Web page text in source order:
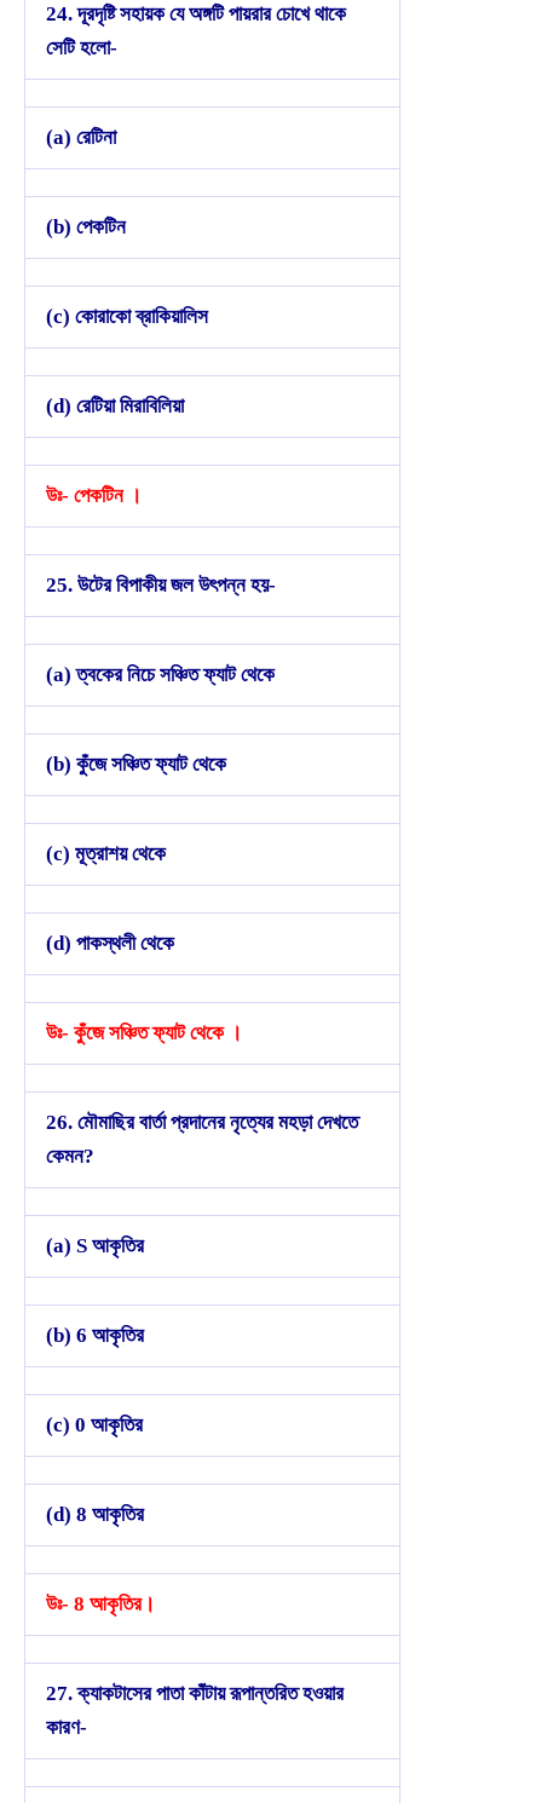
24. দূরদৃষ্টি সহায়ক যে অঙ্গটি পায়রার চোখে থাকে
সেটি হলো-
(a) রেটিনা
(b) পেকটিন
(c) কোরাকো ব্রাকিয়ালিস
(d) রেটিয়া মিরাবিলিয়া
উঃ- পেকটিন ।
25. উটের বিপাকীয় জল উৎপন্ন হয়-
(a) ত্বকের নিচে সঞ্চিত ফ্যাট থেকে
(b) কুঁজে সঞ্চিত ফ্যাট থেকে
(c) মূত্রাশয় থেকে
(d) পাকস্থলী থেকে
উঃ- কুঁজে সঞ্চিত ফ্যাট থেকে ।
26. মৌমাছির বার্তা প্রদানের নৃত্যের মহড়া দেখতে
কেমন?
(a) S আকৃতির
(b) 6 আকৃতির
(c) 0 আকৃতির
(d) 8 আকৃতির
উঃ- 8 আকৃতির।
27. ক্যাকটাসের পাতা কাঁটায় রূপান্তরিত হওয়ার
কারণ-